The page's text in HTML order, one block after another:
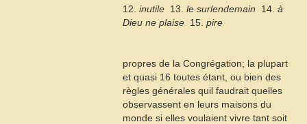
12. inutile  13. le surlendemain  14. à
Dieu ne plaise  15. pire
propres de la Congrégation; la plupart
et quasi 16 toutes étant, ou bien des
règles générales quil faudrait quelles
observassent en leurs maisons du
monde si elles voulaient vivre tant soit